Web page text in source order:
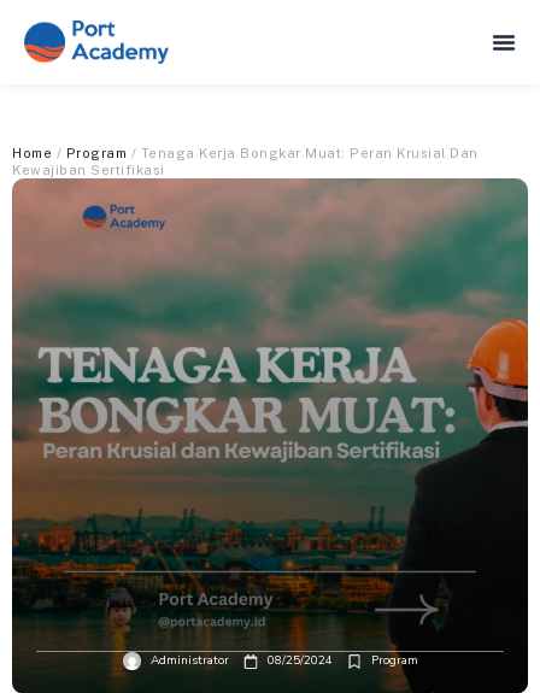
Home / Program / Tenaga Kerja Bongkar Muat: Peran Krusial Dan
Kewajiban Sertifikasi
Administrator 08/25/2024 Program